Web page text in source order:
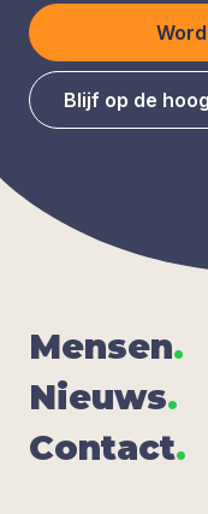
Blijf op de
Men­sen.
Nieuws.
Con­tact.